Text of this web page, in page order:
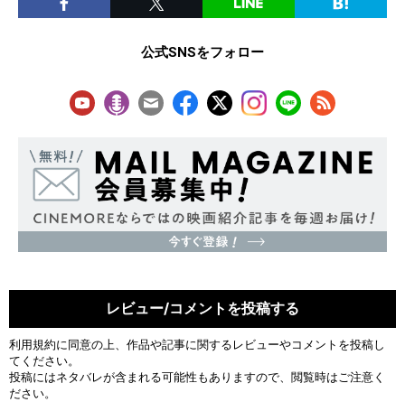
公式SNSをフォロー
レビュー/コメントを投稿する
利用規約に同意の上、作品や記事に関するレビューやコメントを投稿し
てください。
投稿にはネタバレが含まれる可能性もありますので、閲覧時はご注意く
ださい。